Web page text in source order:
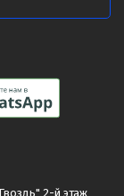
2-й этаж